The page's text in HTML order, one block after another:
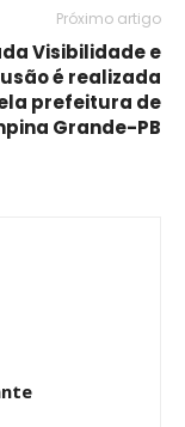
Próximo artigo
Visibilidade e
é realizada
prefeitura de
Grande-PB